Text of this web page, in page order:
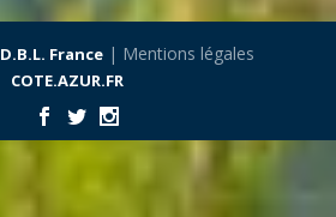
D.B.L. France| Mentions légales
COTE.AZUR.FR